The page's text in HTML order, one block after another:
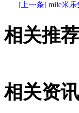
[上一条] mile米
相关推荐
相关资讯